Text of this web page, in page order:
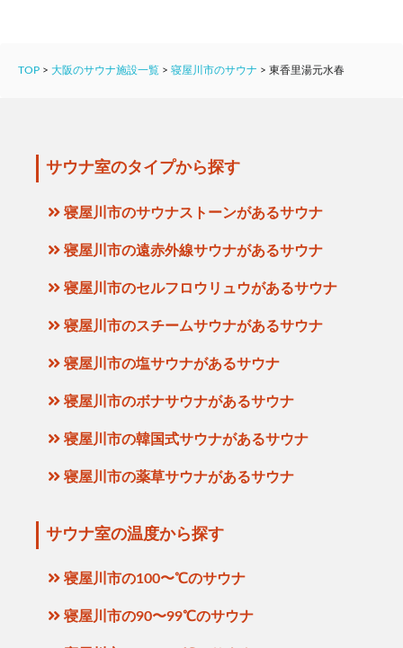
TOP > 大阪のサウナ施設一覧 > 寝屋川市のサウナ > 東香里湯元水春
サウナ室のタイプから探す
寝屋川市のサウナストーンがあるサウナ
寝屋川市の遠赤外線サウナがあるサウナ
寝屋川市のセルフロウリュウがあるサウナ
寝屋川市のスチームサウナがあるサウナ
寝屋川市の塩サウナがあるサウナ
寝屋川市のボナサウナがあるサウナ
寝屋川市の韓国式サウナがあるサウナ
寝屋川市の薬草サウナがあるサウナ
サウナ室の温度から探す
寝屋川市の100〜℃のサウナ
寝屋川市の90〜99℃のサウナ